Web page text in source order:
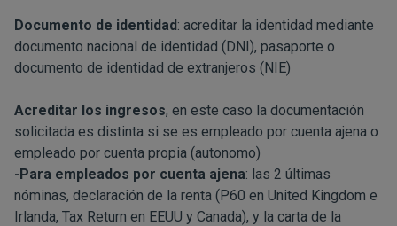
Documento de identidad: acreditar la identidad mediante
documento nacional de identidad (DNI), pasaporte o
documento de identidad de extranjeros (NIE)
Acreditar los ingresos, en este caso la documentación
solicitada es distinta si se es empleado por cuenta ajena o
empleado por cuenta propia (autonomo)
-Para empleados por cuenta ajena: las 2 últimas
nóminas, declaración de la renta (P60 en United Kingdom e
Irlanda, Tax Return en EEUU y Canada), y la carta de la